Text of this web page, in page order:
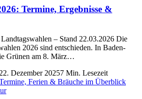
Termine, Ergebnisse &
– Stand 22.03.2026 Die
2026 sind entschieden. In Baden-
Grünen am 8. März…
22. Dezember 20257 Min. Lesezeit